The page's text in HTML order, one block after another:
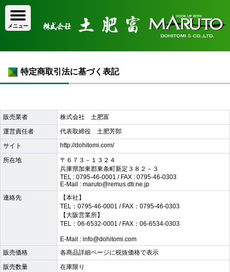
特定商取引法に基づく表記
販売業者
株式会社 土肥富
運営責任者
代表取締役 土肥芳郎
サイト
http://dohitomi.com/
所在地
〒６７３－１３２４
兵庫県加東郡東条町新定３８２－３
TEL : 0795-46-0001 / FAX : 0795-46-0303
E-Mail : maruto@remus.dti.ne.jp
連絡先
【本社】
TEL：0795-46-0001 / FAX：0795-46-0303
【大阪営業所】
TEL：06-6532-0001 / FAX：06-6534-0303
E-Mail : info@dohitomi.com
販売価格
各商品詳細ページに税抜価格で表示
販売数量
在庫限り